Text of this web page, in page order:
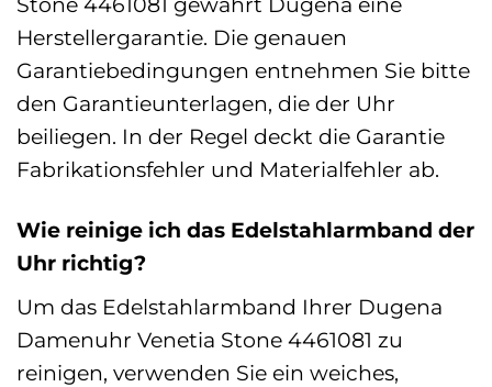
Herstellergarantie. Die genauen
Garantiebedingungen entnehmen Sie bitte
den Garantieunterlagen, die der Uhr
beiliegen. In der Regel deckt die Garantie
Fabrikationsfehler und Materialfehler ab.
Wie reinige ich das Edelstahlarmband der
Uhr richtig?
Um das Edelstahlarmband Ihrer Dugena
Damenuhr Venetia Stone 4461081 zu
reinigen, verwenden Sie ein weiches,